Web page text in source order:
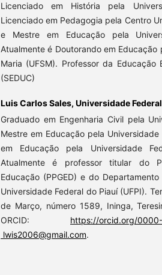
Licenciado em História pela
Licenciado em Pedagogia pela Centro
e Mestre em Educação pela
Atualmente é Doutorando em
Maria (UFSM). Professor da
(SEDUC)
Luis Carlos Sales, Universidade
Graduado em Engenharia Civil pela
Mestre em Educação pela
em Educação pela Universidade
Atualmente é professor titular do
Educação (PPGED) e do
Universidade Federal do Piauí (UFPI).
de Março, número 1589, Ininga,
ORCID: https://orcid.org/
lwis2006@gmail.com.